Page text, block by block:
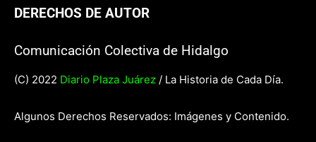
DERECHOS DE AUTOR
Comunicación Colectiva de Hidalgo
(C) 2022 Diario Plaza Juárez / La Historia de Cada Día.
Algunos Derechos Reservados: Imágenes y Contenido.